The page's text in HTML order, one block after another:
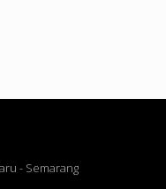
- Semarang